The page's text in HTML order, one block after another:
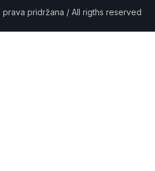
prava pridržana / All rigths reserved